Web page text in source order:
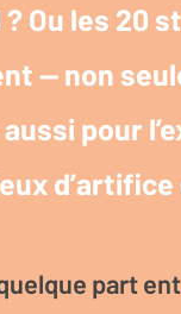
? Ou les 20
— non
pour
part